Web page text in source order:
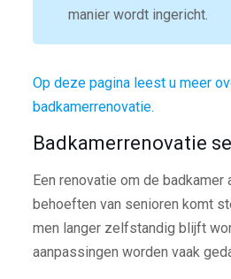
manier wordt ingericht.
Op deze pagina leest u meer
badkamerrenovatie.
Badkamerrenovatie
Een renovatie om de badkamer
behoeften van senioren komt
men langer zelfstandig blijft
aanpassingen worden vaak